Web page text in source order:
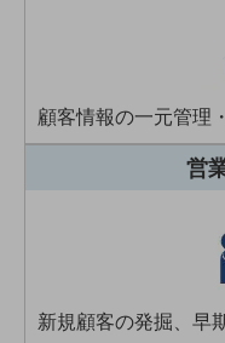
運用管理
コミュニケーション・情報共
顧客情報の一元管理
営
新規顧客の発掘、早